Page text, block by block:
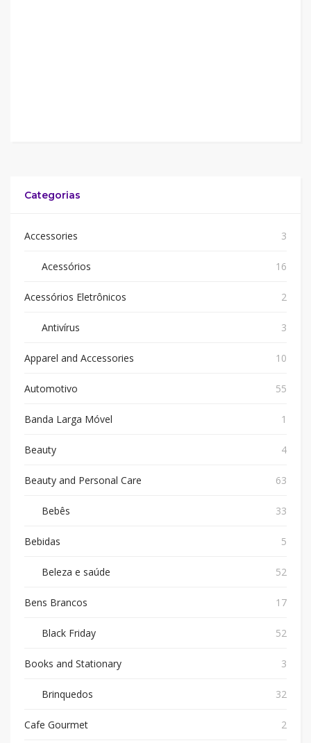
Categorias
Accessories 3
Acessórios 16
Acessórios Eletrônicos 2
Antivírus 3
Apparel and Accessories 10
Automotivo 55
Banda Larga Móvel 1
Beauty 4
Beauty and Personal Care 63
Bebês 33
Bebidas 5
Beleza e saúde 52
Bens Brancos 17
Black Friday 52
Books and Stationary 3
Brinquedos 32
Cafe Gourmet 2